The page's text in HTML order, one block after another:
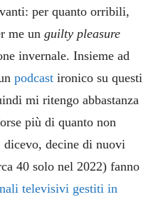
per quanto orribili,
me unguilty pleasure
invernale. Insieme ad
podcast ironico su questi
mi ritengo abbastanza
più di quanto non
dicevo, decine di nuovi
40 solo nel 2022) fanno
televisivi gestiti in